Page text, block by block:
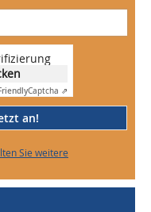
FriendlyCaptcha ⇗
an!
Sie weitere